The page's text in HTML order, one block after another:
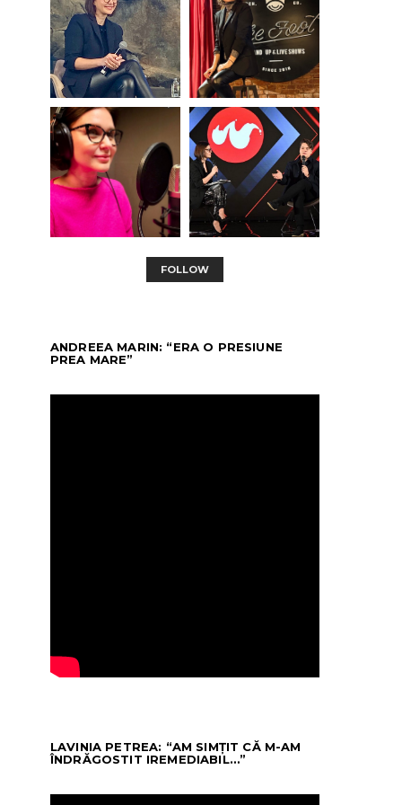
RALUCA HAGIU DECEMBER 31, 2025
FOLLOW
ANDREEA MARIN: “ERA O PRESIUNE
PREA MARE”
LAVINIA PETREA: “AM SIMȚIT CĂ M-AM
ÎNDRĂGOSTIT IREMEDIABIL…”